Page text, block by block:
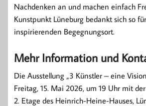
Nachdenken an und machen einfach
Kunstpunkt Lüneburg bedankt sich so
inspirierenden Begegnungsort.
Mehr Information und
Die Ausstellung „3 Künstler – eine
Freitag, 15. Mai 2026, um 19 Uhr mit
2. Etage des Heinrich-Heine-Hauses,